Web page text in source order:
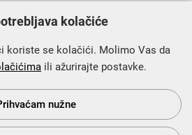
instrumenta sufinanciranog iz
razvoj u sklopu Operativnog
i kohezija”.
kolačiće
koriste se kolačići. Molimo Vas da
ili ažurirajte postavke.
nužne